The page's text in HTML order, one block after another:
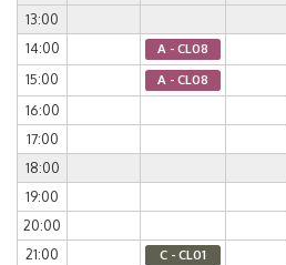
13:00
14:00
A - CL08
15:00 A - CL08
16:00
17:00
18:00
19:00
20:00
21:00
C - CL01